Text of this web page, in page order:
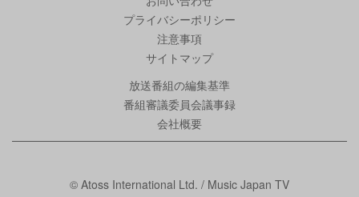
プライバシーポリシー
注意事項
サイトマップ
放送番組の編集基準
番組審議委員会議事録
会社概要
© Atoss International Ltd. / Music Japan TV